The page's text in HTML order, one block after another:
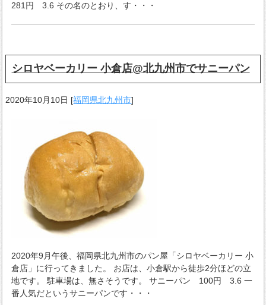
281円 3.6 その名のとおり、す・・・
シロヤベーカリー 小倉店@北九州市でサニーパン
2020年10月10日 [福岡県北九州市]
2020年9月午後、福岡県北九州市のパン屋「シロヤベーカリー 小
倉店」に行ってきました。 お店は、小倉駅から徒歩2分ほどの立
地です。 駐車場は、無さそうです。 サニーパン 100円 3.6 一
番人気だというサニーパンです・・・